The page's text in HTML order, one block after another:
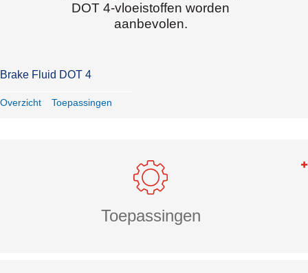
DOT 4-vloeistoffen worden
aanbevolen.
Brake Fluid DOT 4
Overzicht Toepassingen
Toepassingen